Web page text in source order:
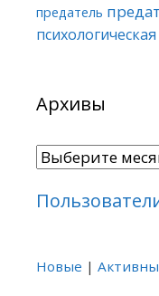
предатель
Архивы
Архивы
Новые |